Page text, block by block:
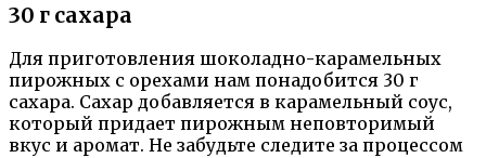
30 г сахара
Для приготовления шоколадно-карамельных
пирожных с орехами нам понадобится 30 г
сахара. Сахар добавляется в карамельный соус,
который придает пирожным неповторимый
вкус и аромат. Не забудьте следите за процессом